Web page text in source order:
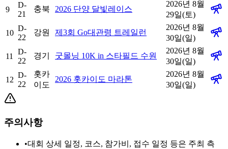
9
D-
21
충북 2026 단양 달빛레이스
2026년 8월
29일(토)
10
D-
22
강원 제3회 Go대관령 트레일런
2026년 8월
30일(일)
11
D-
22
경기 굿몰닝 10K in 스타필드 수원
2026년 8월
30일(일)
12
D-
22
홋카
이도
2026 홋카이도 마라톤
2026년 8월
30일(일)
주의사항
•대회 상세 일정, 코스, 참가비, 접수 일정 등은 주최 측